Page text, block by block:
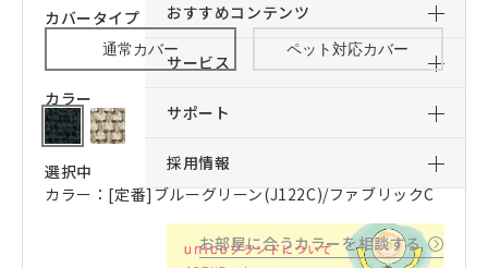
おすすめコンテンツ
サービス
サポート
採用情報
カバータイプ
通常カバー ペット対応カバー
カラー
選択中
カラー：[定番]ブルーグリーン(J122C)/ファブリックC
お部屋に合うカラーを相談する